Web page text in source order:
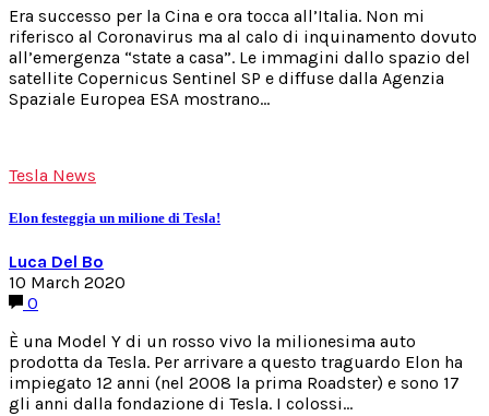
Era successo per la Cina e ora tocca all’Italia. Non mi
riferisco al Coronavirus ma al calo di inquinamento dovuto
all’emergenza “state a casa”. Le immagini dallo spazio del
satellite Copernicus Sentinel SP e diffuse dalla Agenzia
Spaziale Europea ESA mostrano…
Tesla News
Elon festeggia un milione di Tesla!
Luca Del Bo
10 March 2020
0
È una Model Y di un rosso vivo la milionesima auto
prodotta da Tesla. Per arrivare a questo traguardo Elon ha
impiegato 12 anni (nel 2008 la prima Roadster) e sono 17
gli anni dalla fondazione di Tesla. I colossi…